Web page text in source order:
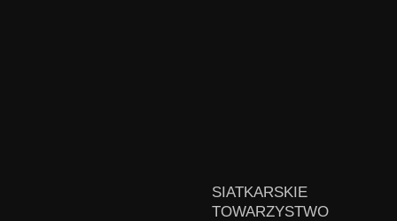
SIATKARSKIE
TOWARZYSTWO